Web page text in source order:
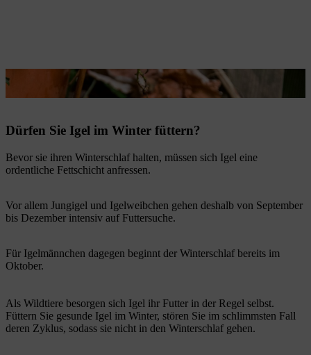
Ins Herbstlaub eingekuschelt ist der Igel in seinem Element.
Dürfen Sie Igel im Winter füttern?
Bevor sie ihren Winterschlaf halten, müssen sich Igel eine
ordentliche Fettschicht anfressen.
Vor allem Jungigel und Igelweibchen gehen deshalb von September
bis Dezember intensiv auf Futtersuche.
Für Igelmännchen dagegen beginnt der Winterschlaf bereits im
Oktober.
Als Wildtiere besorgen sich Igel ihr Futter in der Regel selbst.
Füttern Sie gesunde Igel im Winter, stören Sie im schlimmsten Fall
deren Zyklus, sodass sie nicht in den Winterschlaf gehen.